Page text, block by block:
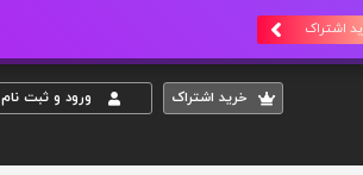
اشتراک
خريد اشتراک ورود و ثبت نام